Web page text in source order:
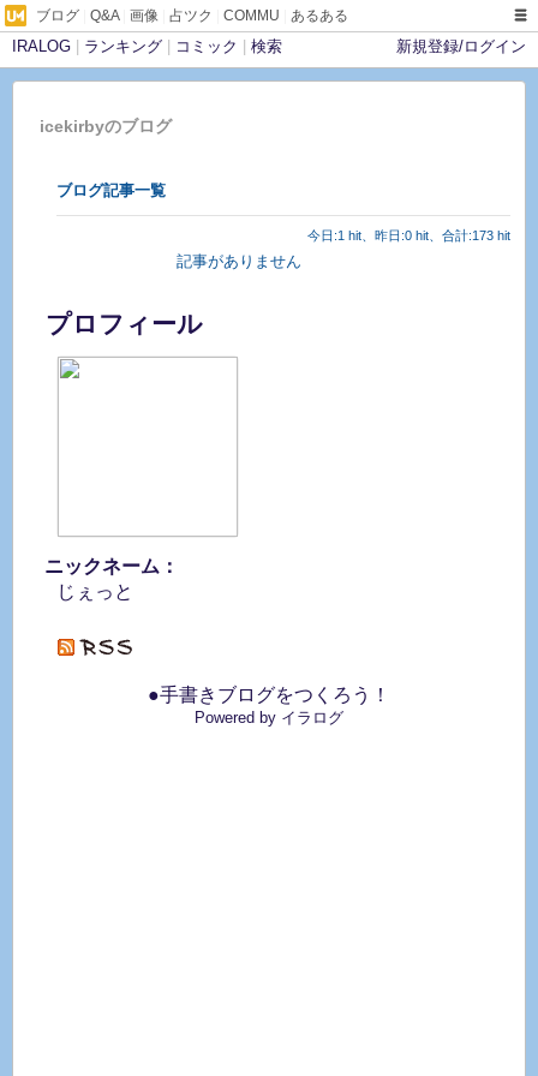
ブログ Q&A| 画像 占ツク COMMU あるある
IRALOG ランキング コミック 検索 新規登録/ログイン
icekirbyのブログ
ブログ記事一覧
今日:1 hit、昨日:0 hit、合計:173 hit
記事がありません
プロフィール
ニックネーム：
じぇっと
●手書きブログをつくろう！
Powered by イラログ